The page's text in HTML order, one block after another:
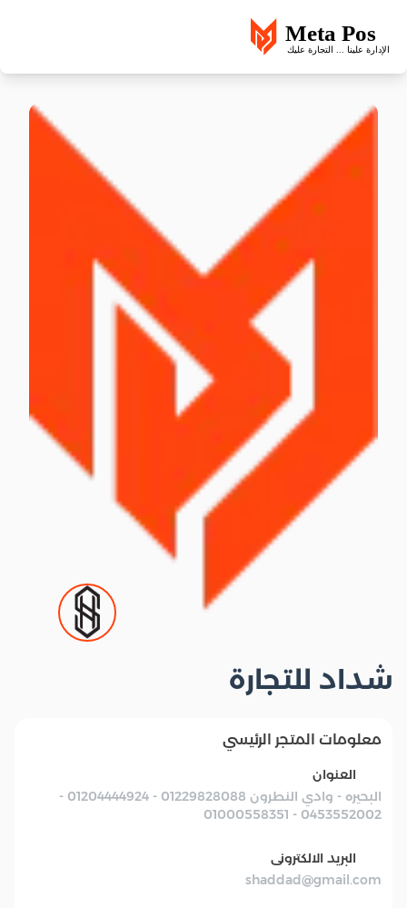
شداد للتجارة
معلومات المتجر الرئيسي
العنوان
البحيره - وادي النطرون 01229828088 - 01204444924 -
0453552002 - 01000558351
البريد الالكترونى
shaddad@gmail.com